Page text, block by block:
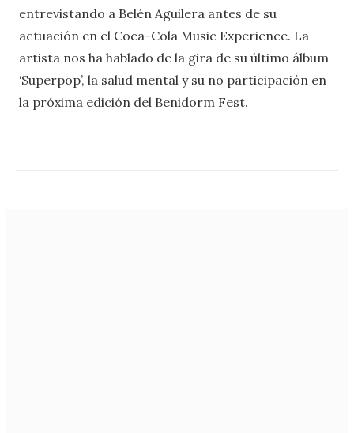
entrevistando a Belén Aguilera antes de su
actuación en el Coca-Cola Music Experience. La
artista nos ha hablado de la gira de su último álbum
‘Superpop’, la salud mental y su no participación en
la próxima edición del Benidorm Fest.